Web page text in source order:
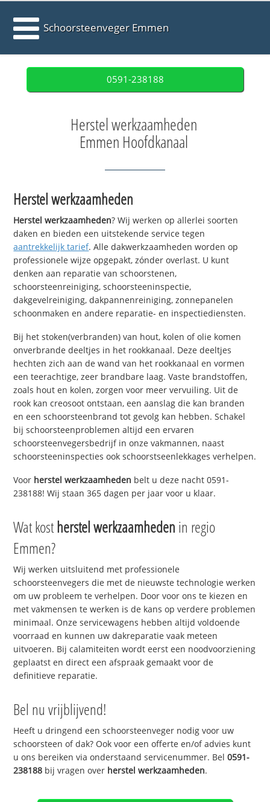
Schoorsteenveger Emmen
0591-238188
Herstel werkzaamheden
Emmen Hoofdkanaal
Herstel werkzaamheden
Herstel werkzaamheden? Wij werken op allerlei soorten
daken en bieden een uitstekende service tegen
aantrekkelijk tarief. Alle dakwerkzaamheden worden op
professionele wijze opgepakt, zónder overlast. U kunt
denken aan reparatie van schoorstenen,
schoorsteenreiniging, schoorsteeninspectie,
dakgevelreiniging, dakpannenreiniging, zonnepanelen
schoonmaken en andere reparatie- en inspectiediensten.
Bij het stoken(verbranden) van hout, kolen of olie komen
onverbrande deeltjes in het rookkanaal. Deze deeltjes
hechten zich aan de wand van het rookkanaal en vormen
een teerachtige, zeer brandbare laag. Vaste brandstoffen,
zoals hout en kolen, zorgen voor meer vervuiling. Uit de
rook kan creosoot ontstaan, een aanslag die kan branden
en een schoorsteenbrand tot gevolg kan hebben. Schakel
bij schoorsteenproblemen altijd een ervaren
schoorsteenvegersbedrijf in onze vakmannen, naast
schoorsteeninspecties ook schoorstseenlekkages verhelpen.
Voor herstel werkzaamheden belt u deze nacht 0591-
238188! Wij staan 365 dagen per jaar voor u klaar.
Wat kostherstel werkzaamheden in regio
Emmen?
Wij werken uitsluitend met professionele
schoorsteenvegers die met de nieuwste technologie werken
om uw probleem te verhelpen. Door voor ons te kiezen en
met vakmensen te werken is de kans op verdere problemen
minimaal. Onze servicewagens hebben altijd voldoende
voorraad en kunnen uw dakreparatie vaak meteen
uitvoeren. Bij calamiteiten wordt eerst een noodvoorziening
geplaatst en direct een afspraak gemaakt voor de
definitieve reparatie.
Bel nu vrijblijvend!
Heeft u dringend een schoorsteenveger nodig voor uw
schoorsteen of dak? Ook voor een offerte en/of advies kunt
u ons bereiken via onderstaand servicenummer. Bel0591-
238188 bij vragen over herstel werkzaamheden.